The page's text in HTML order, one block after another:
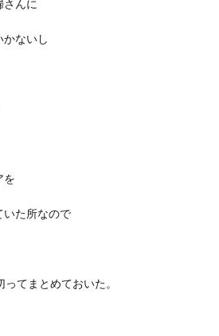
んに
かないし
を
いた所なので
てまとめておいた。